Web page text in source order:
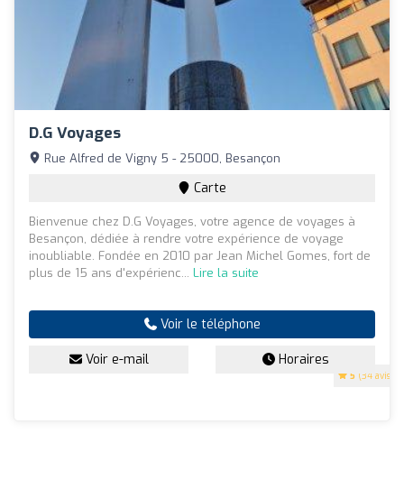
D.G Voyages
5 (34 avis)
Rue Alfred de Vigny 5 - 25000, Besançon
Carte
Bienvenue chez D.G Voyages, votre agence de voyages à
Besançon, dédiée à rendre votre expérience de voyage
inoubliable. Fondée en 2010 par Jean Michel Gomes, fort de
plus de 15 ans d'expérienc... Lire la suite
Voir le téléphone
Voir e-mail Horaires